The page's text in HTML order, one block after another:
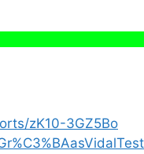
zK10-3GZ5Bo